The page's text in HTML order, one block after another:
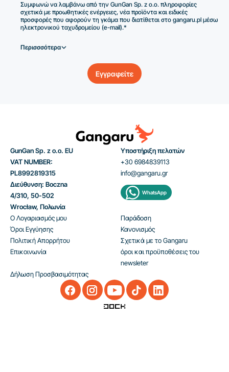
Συμφωνώ να λαμβάνω από την GunGan Sp. z o.o. πληροφορίες
σχετικά με προωθητικές ενέργειες, νέα προϊόντα και ειδικές
προσφορές που αφορούν τη γκάμα που διατίθεται στο gangaru.pl μέσω
ηλεκτρονικού ταχυδρομείου (e-mail).*
Περισσσότερα
Εγγραφείτε
GunGan Sp. z o.o. EU
VAT NUMBER:
PL8992819315
Διεύθυνση: Boczna
4/310, 50-502
Wrocław, Πολωνία
Υποστήριξη πελατών
+30 6984839113
info@gangaru.gr
WhatsApp
Ο Λογαριασμός μου
Παράδοση
Όροι Εγγύησης
Κανονισμός
Πολιτική Απορρήτου
Σχετικά με το Gangaru
Επικοινωνία
όροι και προϋποθέσεις του
newsleter
Δήλωση Προσβασιμότητας